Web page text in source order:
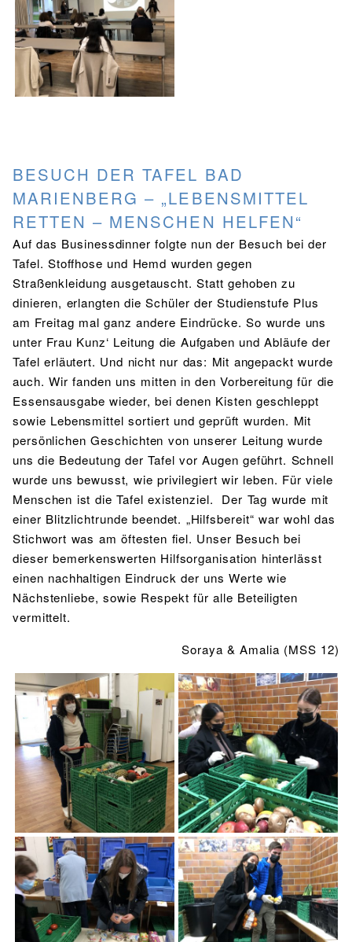
BESUCH DER TAFEL BAD
MARIENBERG – „LEBENSMITTEL
RETTEN – MENSCHEN HELFEN“
Auf das Businessdinner folgte nun der Besuch bei der
Tafel. Stoffhose und Hemd wurden gegen
Straßenkleidung ausgetauscht. Statt gehoben zu
dinieren, erlangten die Schüler der Studienstufe Plus
am Freitag mal ganz andere Eindrücke. So wurde uns
unter Frau Kunz‘ Leitung die Aufgaben und Abläufe der
Tafel erläutert. Und nicht nur das: Mit angepackt wurde
auch. Wir fanden uns mitten in den Vorbereitung für die
Essensausgabe wieder, bei denen Kisten geschleppt
sowie Lebensmittel sortiert und geprüft wurden. Mit
persönlichen Geschichten von unserer Leitung wurde
uns die Bedeutung der Tafel vor Augen geführt. Schnell
wurde uns bewusst, wie privilegiert wir leben. Für viele
Menschen ist die Tafel existenziel. Der Tag wurde mit
einer Blitzlichtrunde beendet. „Hilfsbereit“ war wohl das
Stichwort was am öftesten fiel. Unser Besuch bei
dieser bemerkenswerten Hilfsorganisation hinterlässt
einen nachhaltigen Eindruck der uns Werte wie
Nächstenliebe, sowie Respekt für alle Beteiligten
vermittelt.
Soraya & Amalia (MSS 12)